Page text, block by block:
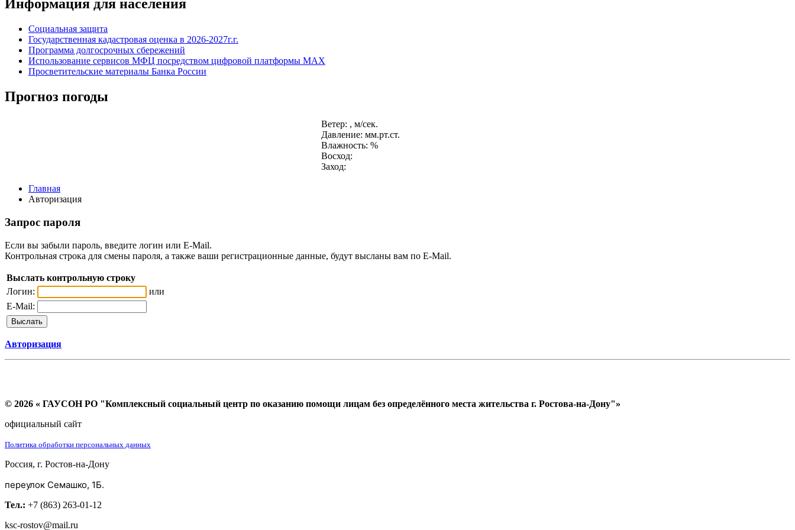
Информация для населения
Социальная защита
Государственная кадастровая оценка в 2026-2027г.г.
Программа долгосрочных сбережений
Использование сервисов МФЦ посредством цифровой платформы MAX
Просветительские материалы Банка России
Прогноз погоды
Ветер: , м/сек.
Давление: мм.рт.ст.
Влажность: %
Восход:
Заход:
Главная
Авторизация
Запрос пароля
Если вы забыли пароль, введите логин или E-Mail.
Контрольная строка для смены пароля, а также ваши регистрационные данные, будут высланы вам по E-Mail.
Выслать контрольную строку
Логин:
или
E-Mail:
Авторизация
© 2026 « ГАУСОН РО "Комплексный социальный центр по оказанию помощи лицам без определённого места жительства г. Ростова-на-Дону"»
официальный сайт
Политика обработки персональных данных
Россия, г. Ростов-на-Дону
переулок Семашко, 1Б.
Тел.: +7 (863) 263-01-12
ksc-rostov@mail.ru